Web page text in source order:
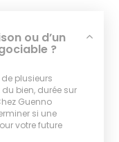
ou d’un
?
plusieurs
bien, durée sur
Guenno
si une
votre future